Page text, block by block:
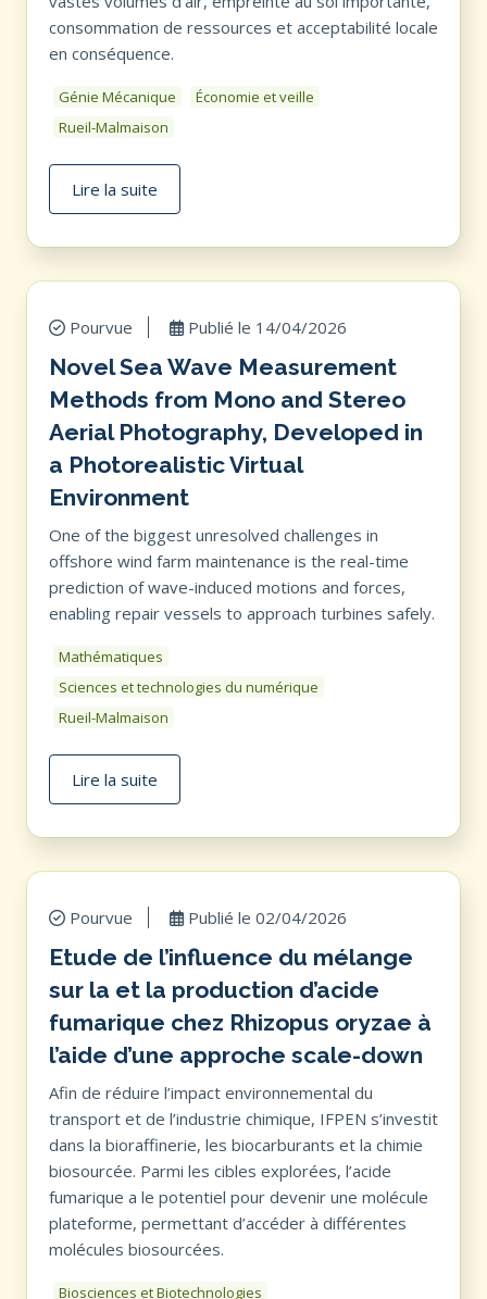
consommation de ressources et acceptabilité locale
en conséquence.
Génie Mécanique
Économie et veille
Rueil-Malmaison
Lire la suite
Pourvue Publié le 14/04/2026
Novel Sea Wave Measurement
Methods from Mono and Stereo
Aerial Photography, Developed in
a Photorealistic Virtual
Environment
One of the biggest unresolved challenges in
offshore wind farm maintenance is the real-time
prediction of wave-induced motions and forces,
enabling repair vessels to approach turbines safely.
Mathématiques
Sciences et technologies du numérique
Rueil-Malmaison
Lire la suite
Pourvue Publié le 02/04/2026
Etude de l’influence du mélange
sur la et la production d’acide
fumarique chez Rhizopus oryzae à
l’aide d’une approche scale-down
Afin de réduire l’impact environnemental du
transport et de l’industrie chimique, IFPEN s’investit
dans la bioraffinerie, les biocarburants et la chimie
biosourcée. Parmi les cibles explorées, l’acide
fumarique a le potentiel pour devenir une molécule
plateforme, permettant d’accéder à différentes
molécules biosourcées.
Biosciences et Biotechnologies